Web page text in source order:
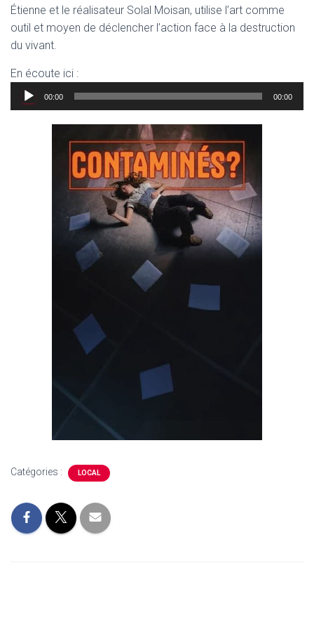
Étienne et le réalisateur Solal Moisan, utilise l’art comme
outil et moyen de déclencher l’action face à la destruction
du vivant.
En écoute ici :
Lecteur
audio
00:00 00:00
Catégories : LOCAL